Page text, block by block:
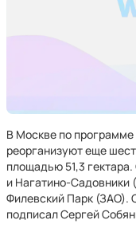
В Москве по программе
реорганизуют еще
площадью 51,3
и Нагатино-
Филевский Парк (ЗАО).
подписал Сергей